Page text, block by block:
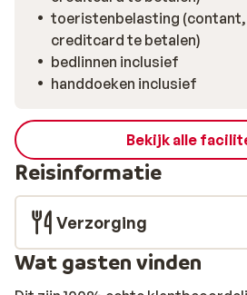
toeristenbelasting
creditcard te betalen)
bedlinnen inclusief
handdoeken inclusief
Bekijk alle
Reisinformatie
Verzorging
Wat gasten vinden